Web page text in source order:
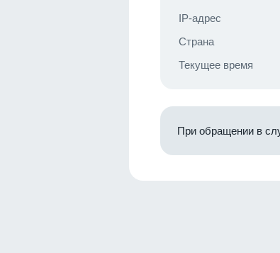
IP-адрес
Страна
Текущее время
При обращении в